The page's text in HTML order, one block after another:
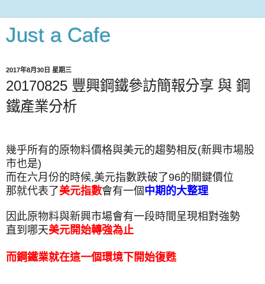
Just a Cafe
2017年8月30日 星期三
20170825 豐興鋼鐵參訪簡報分享 與 鋼
鐵產業分析
幾乎所有的原物料價格與美元的趨勢相反(新興市場股
市也是)
而在六月份的時候,美元指數跌破了96的關鍵價位
那就代表了美元指數會有一個中期的大整理
因此原物料與新興市場會有一段時間呈現相對強勢
直到哪天美元開始轉強為止
而鋼鐵業就在這一個環境下開始復甦